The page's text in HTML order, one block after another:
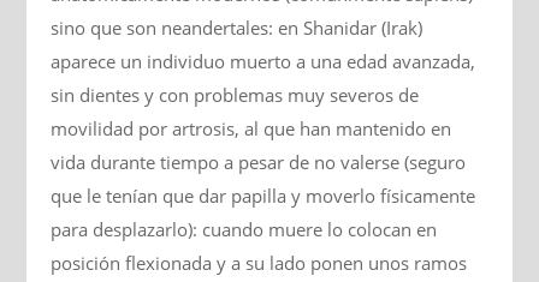
sino que son neandertales: en Shanidar (Irak)
aparece un individuo muerto a una edad avanzada,
sin dientes y con problemas muy severos de
movilidad por artrosis, al que han mantenido en
vida durante tiempo a pesar de no valerse (seguro
que le tenían que dar papilla y moverlo físicamente
para desplazarlo): cuando muere lo colocan en
posición flexionada y a su lado ponen unos ramos